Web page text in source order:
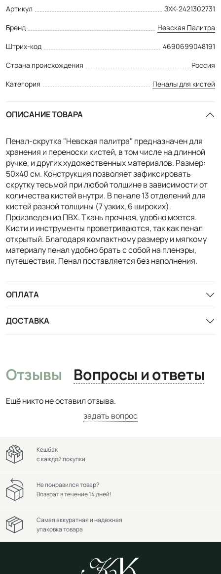
Артикул
ЗХК-2421302731
Бренд
Невская Палитра
Штрих-код
4690699048191
Страна происхождения
Россия
Категория
Пеналы для кистей
ОПИСАНИЕ ТОВАРА
Пенал-скрутка "Невская палитра" предназначен для
хранения и переноски кистей, в том числе на длинной
ручке, и других художественных материалов. Размер:
50х40 см. Конструкция позволяет зафиксировать
скрутку тесьмой при любой толщине в зависимости от
количества кистей внутри. В пенале 13 отделений для
кистей разной толщины (7 узких, 6 широких).
Произведен из ПВХ. Ткань прочная, удобно моется.
Кисти и инструменты проветриваются, так как пенал
открытый. Благодаря компактному размеру и мягкому
материалу пенал удобно брать с собой на пленэры,
путешествия. Пенал поставляется без наполнения.
ОПЛАТА
ДОСТАВКА
Отзывы Вопросы и ответы
Ещё никто не оставил отзыва.
задать вопрос
Кешбэк
с каждой покупки
Не понравился товар?
Возврат в течение 14 дней!
Самая аккуратная и надежная
упаковка товара